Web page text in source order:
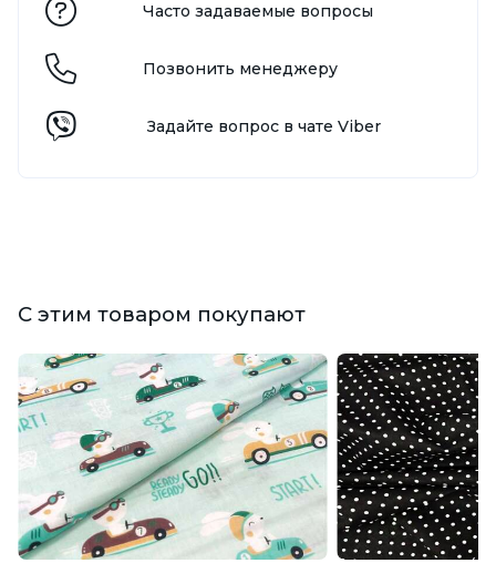
Часто задаваемые вопросы
Позвонить менеджеру
Задайте вопрос в чате Viber
С этим товаром покупают